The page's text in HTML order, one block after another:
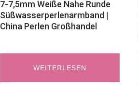
7-7,5mm Weiße Nahe Runde
Süßwasserperlenarmband |
China Perlen Großhandel
WEITERLESEN